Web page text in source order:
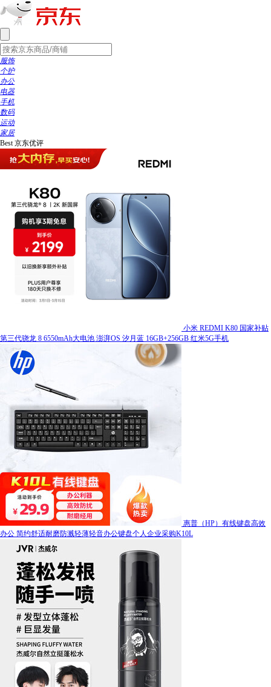
服饰
个护
办公
电器
手机
数码
运动
家居
Best 京东优评
小米 REDMI K80 国家补贴
第三代骁龙 8 6550mAh大电池 澎湃OS 汐月蓝 16GB+256GB 红米5G手机
惠普（HP）有线键盘高效
办公 简约舒适耐磨防溅轻薄轻音办公键盘个人企业采购K10L